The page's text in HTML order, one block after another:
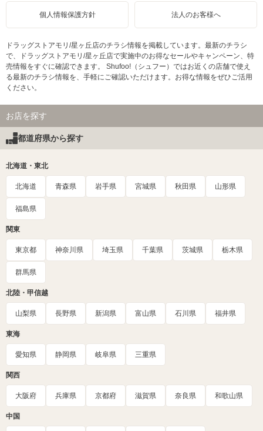
個人情報保護方針 法人のお客様へ
ドラッグストアモリ/星ヶ丘店のチラシ情報を掲載しています。最新のチラシ
で、ドラッグストアモリ/星ヶ丘店で実施中のお得なセールやキャンペーン、特
売情報をすぐに確認できます。 Shufoo!（シュフー）ではお近くの店舗で使え
る最新のチラシ情報を、手軽にご確認いただけます。お得な情報をぜひご活用
ください。
お店を探す
都道府県から探す
北海道・東北
北海道 青森県 岩手県 宮城県 秋田県 山形県
福島県
関東
東京都 神奈川県 埼玉県 千葉県 茨城県 栃木県
群馬県
北陸・甲信越
山梨県 長野県 新潟県 富山県 石川県 福井県
東海
愛知県 静岡県 岐阜県 三重県
関西
大阪府 兵庫県 京都府 滋賀県 奈良県 和歌山県
中国